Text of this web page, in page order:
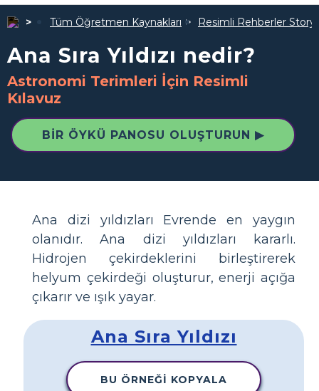
Tüm Öğretmen Kaynakları Resimli Rehberler
Ana Sıra Yıldızı nedir?
Astronomi Terimleri İçin Resimli
Kılavuz
BIR ÖYKÜ PANOSU OLUŞTURUN ▶
Ana dizi yıldızları Evrende en yaygın
olanıdır. Ana dizi yıldızları kararlı.
Hidrojen çekirdeklerini birleştirerek
helyum çekirdeği oluşturur, enerji açığa
çıkarır ve ışık yayar.
Ana Sıra Yıldızı
BU ÖRNEĞI KOPYALA